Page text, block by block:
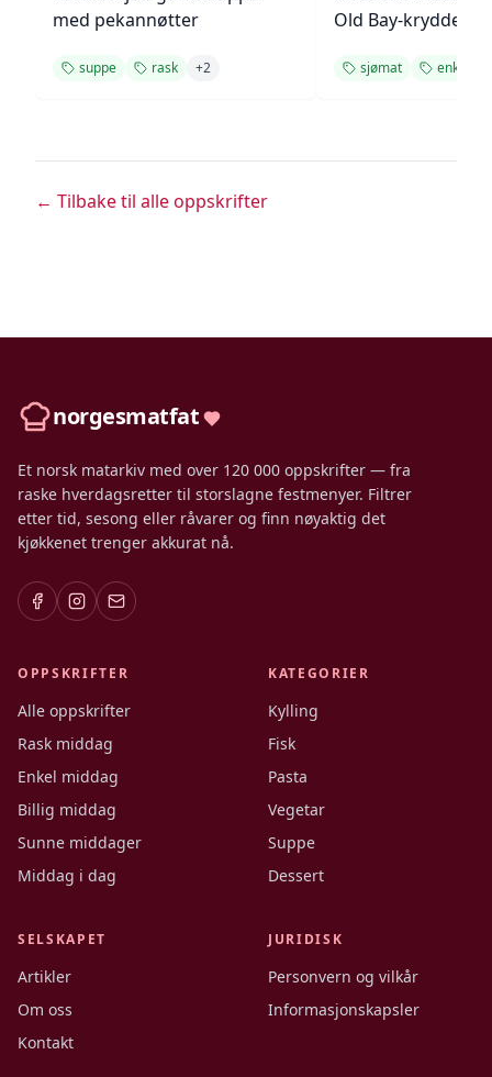
med pekannøtter
suppe rask +2
Old Bay-krydder
sjømat enkel
← Tilbake til alle oppskrifter
norgesmatfat
Et norsk matarkiv med over 120 000 oppskrifter — fra
raske hverdagsretter til storslagne festmenyer. Filtrer
etter tid, sesong eller råvarer og finn nøyaktig det
kjøkkenet trenger akkurat nå.
OPPSKRIFTER
Alle oppskrifter
Rask middag
Enkel middag
Billig middag
Sunne middager
Middag i dag
KATEGORIER
Kylling
Fisk
Pasta
Vegetar
Suppe
Dessert
SELSKAPET
Artikler
Om oss
Kontakt
JURIDISK
Personvern og vilkår
Informasjonskapsler